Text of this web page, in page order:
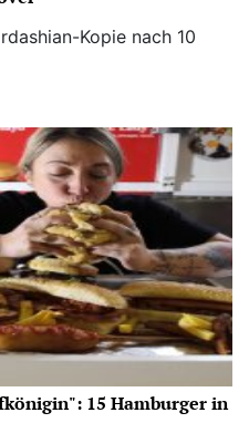
Kopie nach 10
15 Hamburger in